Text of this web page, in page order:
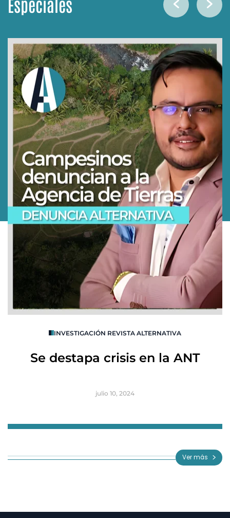
Especiales
INVESTIGACIÓN REVISTA ALTERNATIVA
Se destapa crisis en la ANT
julio 10, 2024
3
Ver más